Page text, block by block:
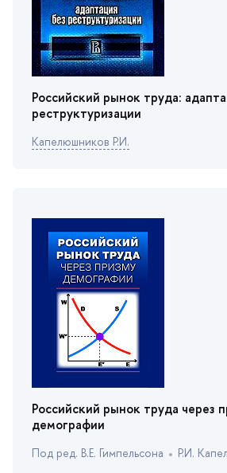
Российский рынок труда:
реструктуризации
Капелюшников Р.И.
Российский рынок труда через
демографии
Под ред. В.Е. Гимпельсона Р.И.